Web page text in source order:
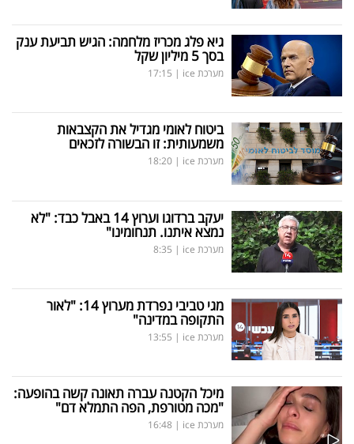
גיא פלג מכריז מלחמה: הגיש תביעת ענק
בסך 5 מיליון שקל
מערכת ice |
17:15
ביטוח לאומי מגדיל את הקצבאות
משמעותית: זו הבשורה לזכאים
מערכת ice |
18:20
יעקב ברדוגו וערוץ 14 באבל כבד: "לא
נמצא איתנו. תנחומינו"
מערכת ice |
8:35
מגי טביבי נפרדת מערוץ 14: "לאור
התקופה במדינה"
מערכת ice |
13:55
מיכל הקטנה עברה תאונה קשה בהופעה:
"מכה מטורפת, הפה התמלא דם"
מערכת ice |
16:48